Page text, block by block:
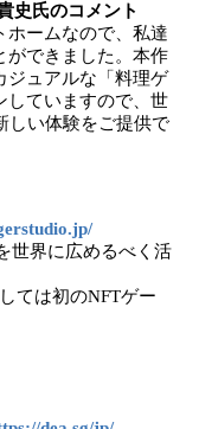
史氏のコメント
ホームなので、私達
ができました。本作
ジュアルな「料理ゲ
していますので、世
しい体験をご提供で
世界に広めるべく活
ては初のNFTゲー